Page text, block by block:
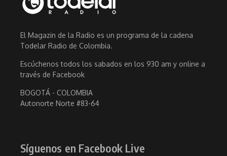
El Magazin de la Radio es un programa de la cadena
Todelar Radio de Colombia.
Escúchenos todos los sabados en los 930 am y online a
través de Facebook
BOGOTÁ - COLOMBIA
Autonorte Norte #83-64
Síguenos en Facebook Live